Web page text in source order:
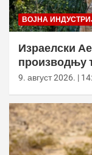
ВОЈНА
Израелски
производњу
нова
9. август 2026. |